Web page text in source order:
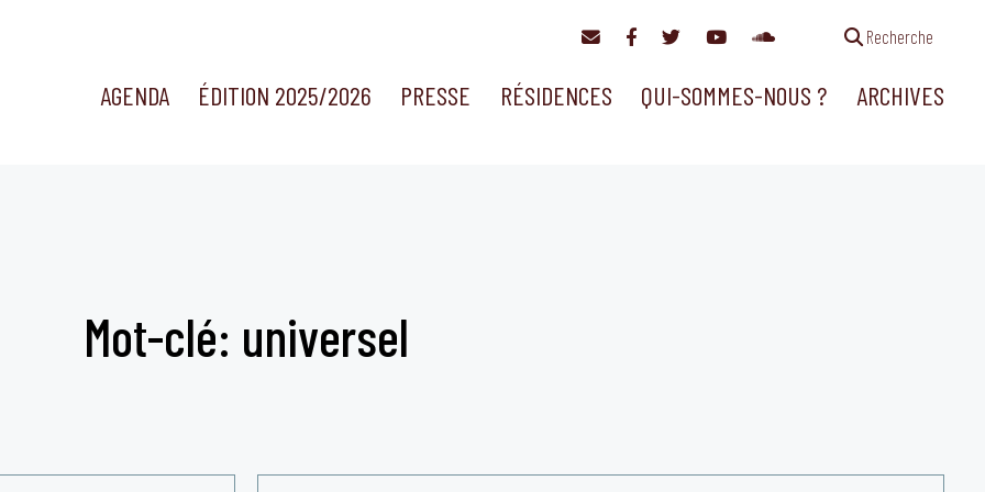
Recherche
AGENDA ÉDITION 2025/2026 PRESSE RÉSIDENCES QUI-SOMMES-NOUS ? ARCHIVES
Mot-clé: universel